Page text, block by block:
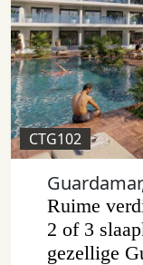
CTG102
Ruime
2 of 3
gezellige